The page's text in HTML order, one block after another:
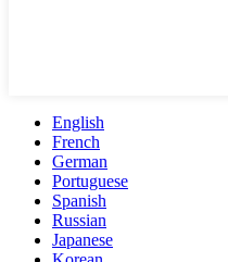
English
French
German
Portuguese
Spanish
Russian
Japanese